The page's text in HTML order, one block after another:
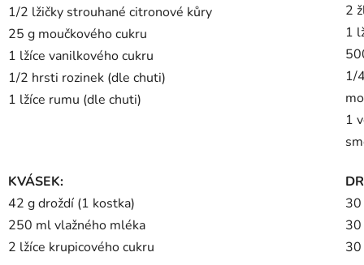
1/2 lžičky strouhané citronové kůry
25 g moučkového cukru
1 lžíce vanilkového cukru
1/2 hrsti rozinek (dle chuti)
1 lžíce rumu (dle chuti)
2
1
1/
1
KVÁSEK:
42 g droždí (1 kostka)
250 ml vlažného mléka
2 lžíce krupicového cukru
30
30
30